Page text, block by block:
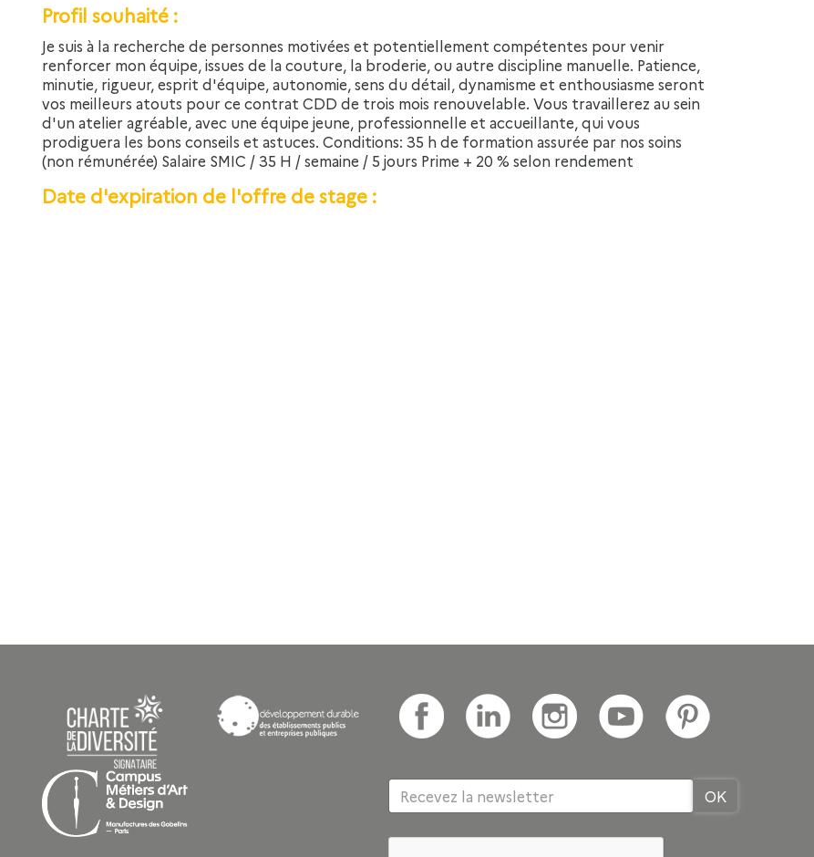
Profil souhaité :
Je suis à la recherche de personnes motivées et potentiellement compétentes pour venir
renforcer mon équipe, issues de la couture, la broderie, ou autre discipline manuelle. Patience,
minutie, rigueur, esprit d'équipe, autonomie, sens du détail, dynamisme et enthousiasme seront
vos meilleurs atouts pour ce contrat CDD de trois mois renouvelable. Vous travaillerez au sein
d'un atelier agréable, avec une équipe jeune, professionnelle et accueillante, qui vous
prodiguera les bons conseils et astuces. Conditions: 35 h de formation assurée par nos soins
(non rémunérée) Salaire SMIC / 35 H / semaine / 5 jours Prime + 20 % selon rendement
Date d'expiration de l'offre de stage :